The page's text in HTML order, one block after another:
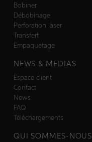
Bobiner
Débobinage
Perforation laser
Transfert
Empaquetage
NEWS & MEDIAS
Espace client
Contact
News
FAQ
Téléchargements
QUI SOMMES-NOUS